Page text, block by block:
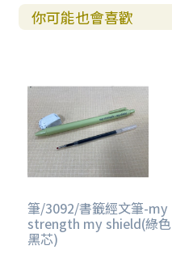
你可能也會喜歡
筆/3092/書籤經文筆-my
strength my shield(綠色
黑芯)